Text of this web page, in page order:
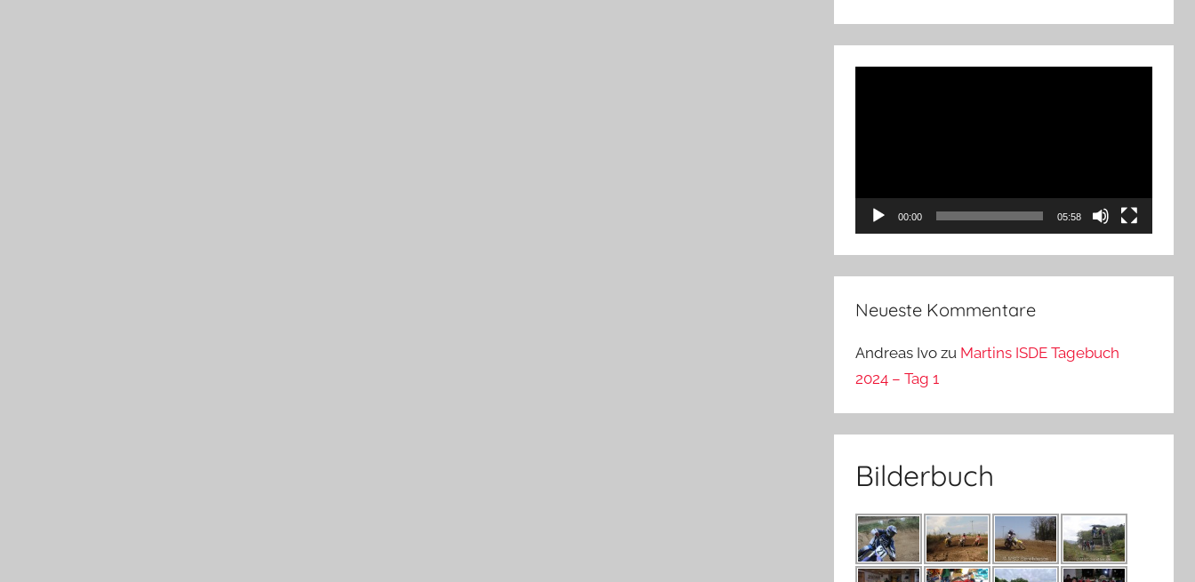
00:00 05:58
Neueste Kommentare
Andreas Ivo zu Martins ISDE Tagebuch
2024 – Tag 1
Bilderbuch